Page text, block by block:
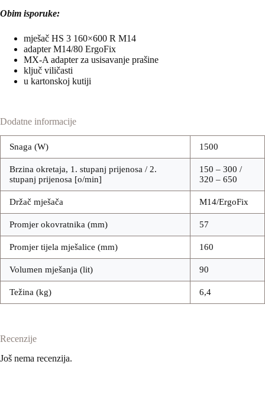
Obim isporuke:
mješač HS 3 160×600 R M14
adapter M14/80 ErgoFix
MX-A adapter za usisavanje prašine
ključ viličasti
u kartonskoj kutiji
Dodatne informacije
Snaga (W) 1500
Brzina okretaja, 1. stupanj prijenosa / 2.
stupanj prijenosa [o/min]
150 – 300 /
320 – 650
Držač mješača M14/ErgoFix
Promjer okovratnika (mm) 57
Promjer tijela mješalice (mm) 160
Volumen mješanja (lit) 90
Težina (kg) 6,4
Recenzije
Još nema recenzija.